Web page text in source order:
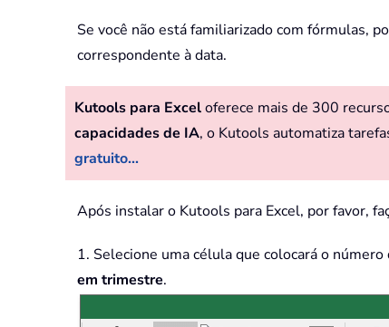
Se você não está familiarizado com fórmulas,
correspondente à data.
Kutools para Exceloferece mais de 300
capacidades de IA, o Kutools automatiza
gratuito...
Após instalar o Kutools para Excel, por favor,
1. Selecione uma célula que colocará o
em trimestre.